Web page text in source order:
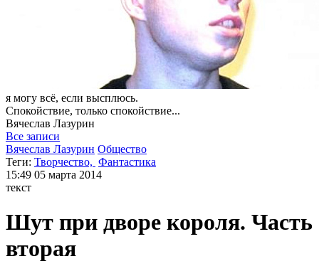
я могу всё, если высплюсь.
Спокойствие, только спокойствие...
Вячеслав Лазурин
Все записи
Вячеслав Лазурин Общество
Теги: Творчество, Фантастика
15:49 05 марта 2014
текст
Шут при дворе короля. Часть
вторая